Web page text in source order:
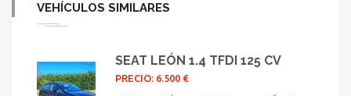
VEHÍCULOS SIMILARES
SEAT LEÓN 1.4 TFDI 125 CV
PRECIO: 6.500 €